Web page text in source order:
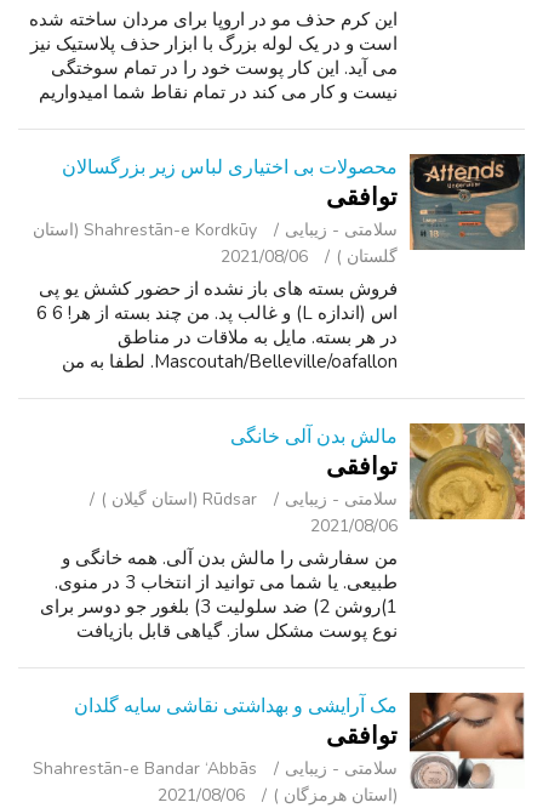
این کرم حذف مو در اروپا برای مردان ساخته شده
است و در یک لوله بزرگ با ابزار حذف پلاستیک نیز
می آید. این کار پوست خود را در تمام سوختگی
نیست و کار می کند در تمام نقاط شما امیدواریم
محصولات بی اختیاری لباس زیر بزرگسالان
توافقی
سلامتی - زیبایی
Shahrestān-e Kordkūy (استان
گلستان )
2021/08/06
فروش بسته های باز نشده از حضور کشش یو پی
اس (اندازه L) و غالب پد. من چند بسته از هر! 6 6
در هر بسته. مایل به ملاقات در مناطق
Mascoutah/Belleville/oafallon. لطفا به من
مالش بدن آلی خانگی
توافقی
سلامتی - زیبایی
Rūdsar (استان گیلان )
2021/08/06
من سفارشی را مالش بدن آلی. همه خانگی و
طبیعی. یا شما می توانید از انتخاب 3 در منوی.
1)روشن 2) ضد سلولیت 3) بلغور جو دوسر برای
نوع پوست مشکل ساز. گیاهی قابل بازیافت
...
مک آرایشی و بهداشتی نقاشی سایه گلدان
توافقی
سلامتی - زیبایی
Shahrestān-e Bandar ‘Abbās
(استان هرمزگان )
2021/08/06